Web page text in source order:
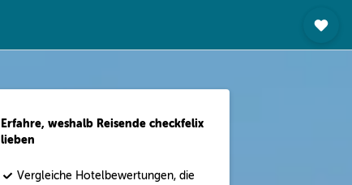
Erfahre, weshalb Reisende checkfelix
lieben
Vergleiche Hotelbewertungen, die